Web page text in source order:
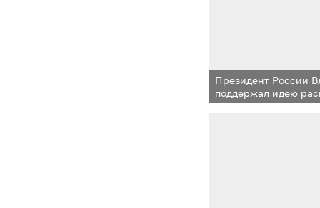
Президент России
поддержал идею
одинцовского